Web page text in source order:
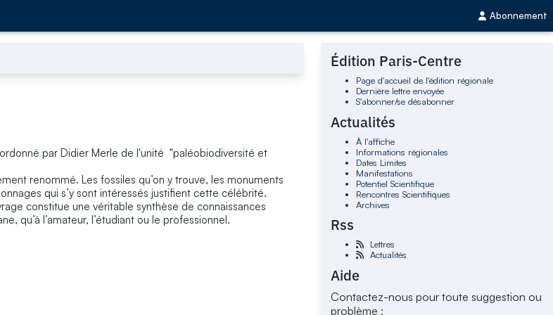
Abonnement
par Didier Merle de l'unité "paléobiodiversité et
renommé. Les fossiles qu’on y trouve, les monuments
qui s’y sont intéressés justifient cette célébrité.
constitue une véritable synthèse de connaissances
qu’à l’amateur, l’étudiant ou le professionnel.
Édition Paris-Centre
Page d'accueil de l'édition régionale
Dernière lettre envoyée
S'abonner/se désabonner
Actualités
À l'affiche
Informations régionales
Dates Limites
Manifestations
Potentiel Scientifique
Rencontres Scientifiques
Archives
Rss
Lettres
Actualités
Aide
Contactez-nous pour toute suggestion ou
problème :